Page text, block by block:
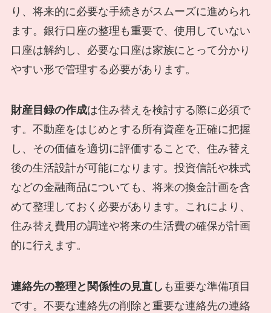
り、将来的に必要な手続きがスムーズに進められ
ます。銀行口座の整理も重要で、使用していない
口座は解約し、必要な口座は家族にとって分かり
やすい形で管理する必要があります。
財産目録の作成は住み替えを検討する際に必須で
す。不動産をはじめとする所有資産を正確に把握
し、その価値を適切に評価することで、住み替え
後の生活設計が可能になります。投資信託や株式
などの金融商品についても、将来の換金計画を含
めて整理しておく必要があります。これにより、
住み替え費用の調達や将来の生活費の確保が計画
的に行えます。
連絡先の整理と関係性の見直し も重要な準備項目
です。不要な連絡先の削除と重要な連絡先の連絡